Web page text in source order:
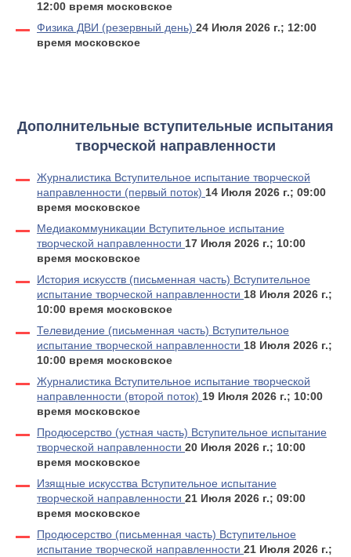
12:00 время московское
Физика ДВИ (резервный день) 24 Июля 2026 г.; 12:00
время московское
Дополнительные вступительные испытания
творческой направленности
Журналистика Вступительное испытание творческой
направленности (первый поток) 14 Июля 2026 г.; 09:00
время московское
Медиакоммуникации Вступительное испытание
творческой направленности 17 Июля 2026 г.; 10:00
время московское
История искусств (письменная часть) Вступительное
испытание творческой направленности 18 Июля 2026 г.;
10:00 время московское
Телевидение (письменная часть) Вступительное
испытание творческой направленности 18 Июля 2026 г.;
10:00 время московское
Журналистика Вступительное испытание творческой
направленности (второй поток) 19 Июля 2026 г.; 10:00
время московское
Продюсерство (устная часть) Вступительное испытание
творческой направленности 20 Июля 2026 г.; 10:00
время московское
Изящные искусства Вступительное испытание
творческой направленности 21 Июля 2026 г.; 09:00
время московское
Продюсерство (письменная часть) Вступительное
испытание творческой направленности 21 Июля 2026 г.;